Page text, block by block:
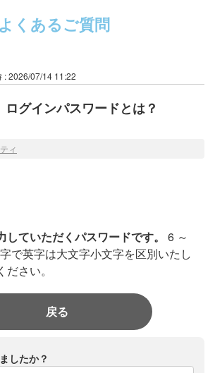
よくあるご質問
: 2026/07/14 11:22
ログインパスワードとは？
ィ
していただくパスワードです。
6 ～
で英字は大文字小文字を区別いたし
さい。
戻る
したか？